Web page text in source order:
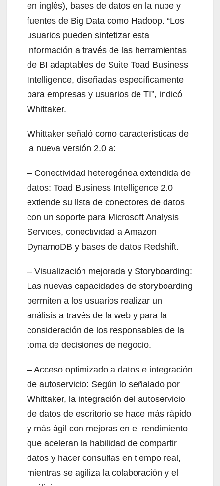
en inglés), bases de datos en la nube y
fuentes de Big Data como Hadoop. “Los
usuarios pueden sintetizar esta
información a través de las herramientas
de BI adaptables de Suite Toad Business
Intelligence, diseñadas específicamente
para empresas y usuarios de TI”, indicó
Whittaker.
Whittaker señaló como características de
la nueva versión 2.0 a:
– Conectividad heterogénea extendida de
datos: Toad Business Intelligence 2.0
extiende su lista de conectores de datos
con un soporte para Microsoft Analysis
Services, conectividad a Amazon
DynamoDB y bases de datos Redshift.
– Visualización mejorada y Storyboarding:
Las nuevas capacidades de storyboarding
permiten a los usuarios realizar un
análisis a través de la web y para la
consideración de los responsables de la
toma de decisiones de negocio.
– Acceso optimizado a datos e integración
de autoservicio: Según lo señalado por
Whittaker, la integración del autoservicio
de datos de escritorio se hace más rápido
y más ágil con mejoras en el rendimiento
que aceleran la habilidad de compartir
datos y hacer consultas en tiempo real,
mientras se agiliza la colaboración y el